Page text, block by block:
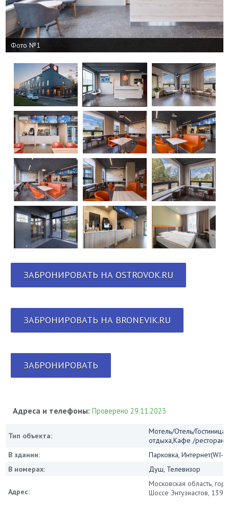
Фото №1
ЗАБРОНИРОВАТЬ НА OSTROVOK.RU
ЗАБРОНИРОВАТЬ НА BRONEVIK.RU
ЗАБРОНИРОВАТЬ
Адреса и телефоны:Проверено 29.11.2023
Тип объекта:
Мотель/Отель/
отдыха,Кафе /рестораны
В здании:
Парковка, Интернет(WI-
В номерах:
Душ, Телевизор
Адрес:
Московская область,
Шоссе Энтузиастов, 139